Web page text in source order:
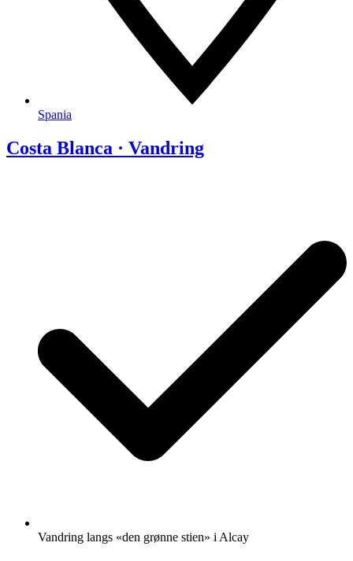
Spania
Costa Blanca · Vandring
Vandring langs «den grønne stien» i Alcay